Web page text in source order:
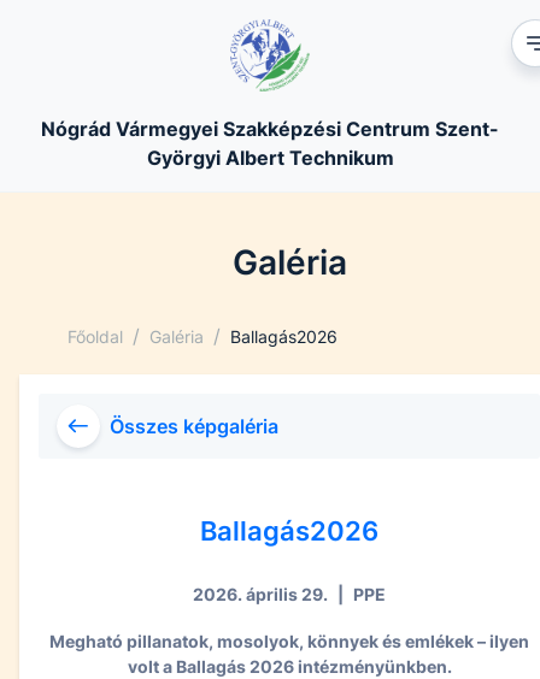
Nógrád Vármegyei Szakképzési Centrum Szent-
Györgyi Albert Technikum
Galéria
Főoldal / Galéria / Ballagás2026
Összes képgaléria
Ballagás2026
2026. április 29. PPE
Megható pillanatok, mosolyok, könnyek és emlékek – ilyen
volt a Ballagás 2026 intézményünkben.